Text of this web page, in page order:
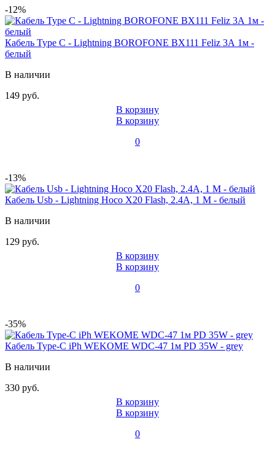
-12%
Кабель Type C - Lightning BOROFONE BX111 Feliz 3А 1м -
белый
В наличии
149 руб.
В корзину
В корзину
0
-13%
Кабель Usb - Lightning Hoco X20 Flash, 2.4А, 1 М - белый
В наличии
129 руб.
В корзину
В корзину
0
-35%
Кабель Type-C iPh WEKOME WDC-47 1м PD 35W - grey
В наличии
330 руб.
В корзину
В корзину
0